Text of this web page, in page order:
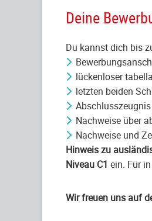
Deine
Du kannst dich bis
lückenloser
letzten beiden
Nachweise über
Nachweise und
Hinweis zu
Niveau C1 ein. Für
Wir freuen uns auf